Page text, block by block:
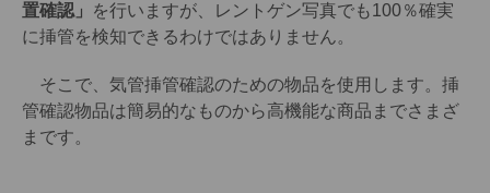
置確認」
を行いますが、レントゲン写真でも100％確実
に挿管を検知できるわけではありません。
そこで、気管挿管確認のための物品を使用します。挿
管確認物品は簡易的なものから高機能な商品までさまざ
まです。